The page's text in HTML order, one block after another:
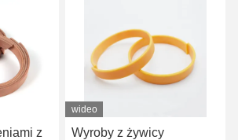
wideo
Części zamienne